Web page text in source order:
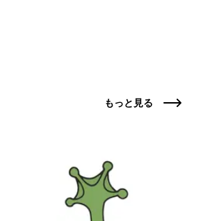
もっと見る